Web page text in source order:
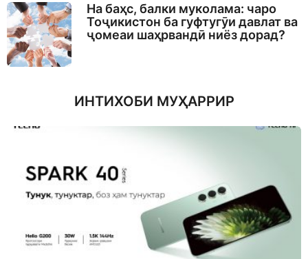
На баҳс, балки муколама: чаро
Тоҷикистон ба гуфтугӯи давлат ва
ҷомеаи шаҳрвандӣ ниёз дорад?
ИНТИХОБИ МУҲАРРИР